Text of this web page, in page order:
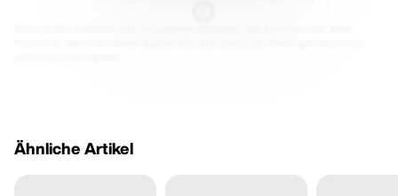
Ähnliche Artikel